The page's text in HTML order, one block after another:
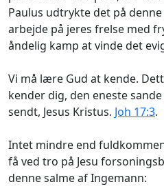
Paulus udtrykte det på
arbejde på jeres frelse med
åndelig kamp at vinde det
Vi må lære Gud at kende.
kender dig, den eneste
sendt, Jesus Kristus. Joh 17:3.
Intet mindre end
få ved tro på Jesu
denne salme af Ingemann: